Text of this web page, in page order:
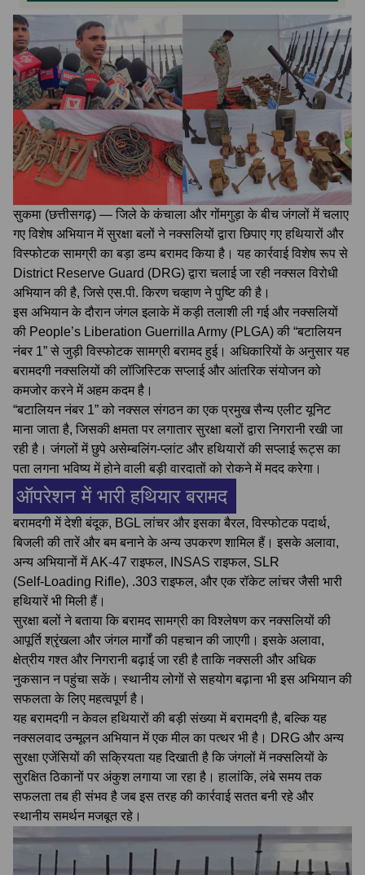
सुकमा (छत्तीसगढ़) — जिले के कंचाला और गोंमगुड़ा के बीच जंगलों में चलाए
गए विशेष अभियान में सुरक्षा बलों ने नक्सलियों द्वारा छिपाए गए हथियारों और
विस्फोटक सामग्री का बड़ा डम्प बरामद किया है। यह कार्रवाई विशेष रूप से
District Reserve Guard (DRG) द्वारा चलाई जा रही नक्सल विरोधी
अभियान की है, जिसे एस.पी. किरण चव्हाण ने पुष्टि की है।
इस अभियान के दौरान जंगल इलाके में कड़ी तलाशी ली गई और नक्सलियों
की People’s Liberation Guerrilla Army (PLGA) की “बटालियन
नंबर 1” से जुड़ी विस्फोटक सामग्री बरामद हुई। अधिकारियों के अनुसार यह
बरामदगी नक्सलियों की लॉजिस्टिक सप्लाई और आंतरिक संयोजन को
कमजोर करने में अहम कदम है।
“बटालियन नंबर 1” को नक्सल संगठन का एक प्रमुख सैन्य एलीट यूनिट
माना जाता है, जिसकी क्षमता पर लगातार सुरक्षा बलों द्वारा निगरानी रखी जा
रही है। जंगलों में छुपे असेम्बलिंग‑प्लांट और हथियारों की सप्लाई रूट्स का
पता लगना भविष्य में होने वाली बड़ी वारदातों को रोकने में मदद करेगा।
ऑपरेशन में भारी हथियार बरामद
बरामदगी में देशी बंदूक, BGL लांचर और इसका बैरल, विस्फोटक पदार्थ,
बिजली की तारें और बम बनाने के अन्य उपकरण शामिल हैं। इसके अलावा,
अन्य अभियानों में AK‑47 राइफल, INSAS राइफल, SLR
(Self‑Loading Rifle), .303 राइफल, और एक रॉकेट लांचर जैसी भारी
हथियारें भी मिली हैं।
सुरक्षा बलों ने बताया कि बरामद सामग्री का विश्लेषण कर नक्सलियों की
आपूर्ति श्रृंखला और जंगल मार्गों की पहचान की जाएगी। इसके अलावा,
क्षेत्रीय गश्त और निगरानी बढ़ाई जा रही है ताकि नक्सली और अधिक
नुकसान न पहुंचा सकें। स्थानीय लोगों से सहयोग बढ़ाना भी इस अभियान की
सफलता के लिए महत्वपूर्ण है।
यह बरामदगी न केवल हथियारों की बड़ी संख्या में बरामदगी है, बल्कि यह
नक्सलवाद उन्मूलन अभियान में एक मील का पत्थर भी है। DRG और अन्य
सुरक्षा एजेंसियों की सक्रियता यह दिखाती है कि जंगलों में नक्सलियों के
सुरक्षित ठिकानों पर अंकुश लगाया जा रहा है। हालांकि, लंबे समय तक
सफलता तब ही संभव है जब इस तरह की कार्रवाई सतत बनी रहे और
स्थानीय समर्थन मजबूत रहे।